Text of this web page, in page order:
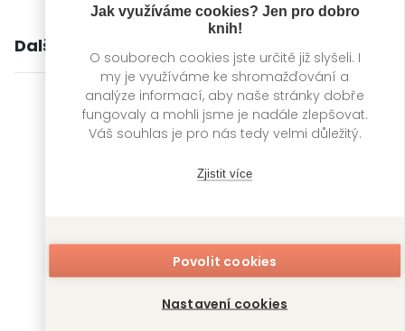
Jak využíváme cookies? Jen pro dobro
knih!
O souborech cookies jste určitě již slyšeli. I
my je využíváme ke shromažďování a
analýze informací, aby naše stránky dobře
fungovaly a mohli jsme je nadále zlepšovat.
Váš souhlas je pro nás tedy velmi důležitý.
Zjistit více
Povolit cookies
Nastavení cookies
Další knihy autora